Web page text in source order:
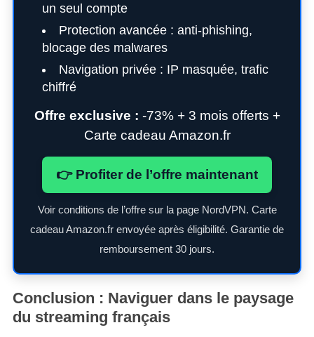
un seul compte
Protection avancée : anti-phishing,
blocage des malwares
Navigation privée : IP masquée, trafic
chiffré
Offre exclusive : -73% + 3 mois offerts +
Carte cadeau Amazon.fr
👉 Profiter de l’offre maintenant
Voir conditions de l’offre sur la page NordVPN. Carte
cadeau Amazon.fr envoyée après éligibilité. Garantie de
remboursement 30 jours.
Conclusion : Naviguer dans le paysage
du streaming français